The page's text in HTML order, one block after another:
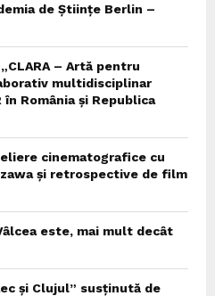
de Științe Berlin –
– Artă pentru
multidisciplinar
România și Republica
cinematografice cu
și retrospective de film
este, mai mult decât
și Clujul” susținută de